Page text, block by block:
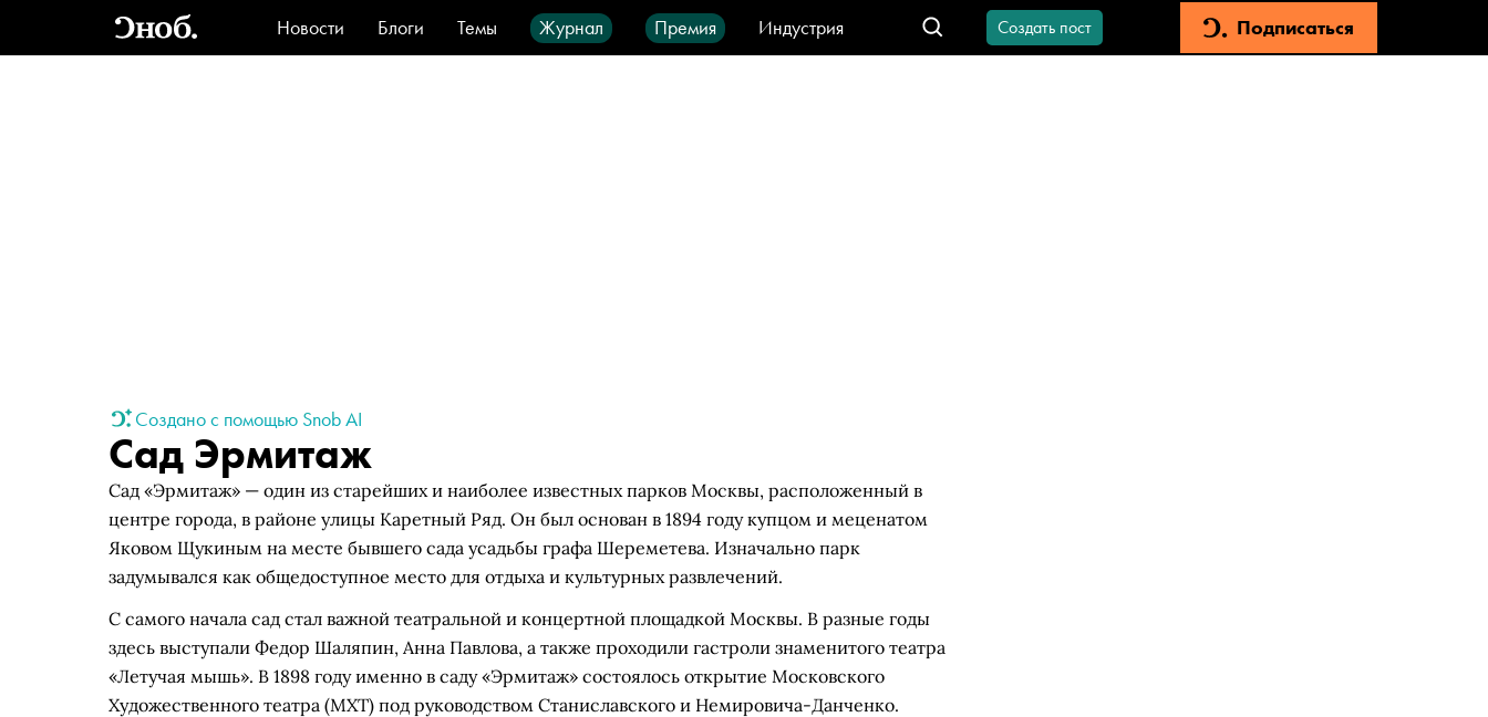
Новости Блоги Темы Журнал Премия
Индустрия
Стиль
Видео Город IT-продукты
Создать пост Подписаться
Создано с помощью Snob AI
Сад Эрмитаж
Сад «Эрмитаж» — один из старейших и наиболее известных парков Москвы, расположенный в
центре города, в районе улицы Каретный Ряд. Он был основан в 1894 году купцом и меценатом
Яковом Щукиным на месте бывшего сада усадьбы графа Шереметева. Изначально парк
задумывался как общедоступное место для отдыха и культурных развлечений.
С самого начала сад стал важной театральной и концертной площадкой Москвы. В разные годы
здесь выступали Федор Шаляпин, Анна Павлова, а также проходили гастроли знаменитого театра
«Летучая мышь». В 1898 году именно в саду «Эрмитаж» состоялось открытие Московского
Художественного театра (МХТ) под руководством Станиславского и Немировича-Данченко.